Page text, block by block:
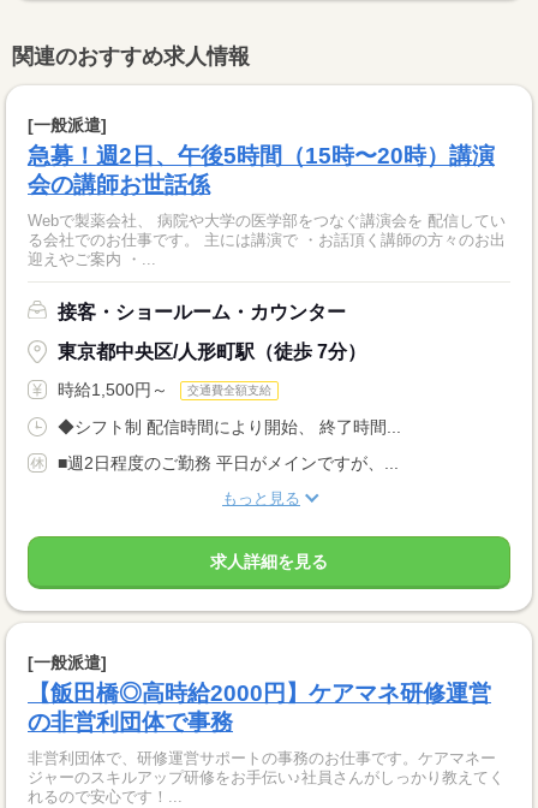
関連のおすすめ求人情報
[一般派遣]
急募！週2日、午後5時間（15時〜20時）講演
会の講師お世話係
Webで製薬会社、 病院や大学の医学部をつなぐ講演会を 配信してい
る会社でのお仕事です。 主には講演で ・お話頂く講師の方々のお出
迎えやご案内 ・...
接客・ショールーム・カウンター
東京都中央区/人形町駅（徒歩 7分）
時給1,500円～ 交通費全額支給
◆シフト制 配信時間により開始、 終了時間...
■週2日程度のご勤務 平日がメインですが、...
もっと見る
求人詳細を見る
[一般派遣]
【飯田橋◎高時給2000円】ケアマネ研修運営
の非営利団体で事務
非営利団体で、研修運営サポートの事務のお仕事です。ケアマネー
ジャーのスキルアップ研修をお手伝い♪社員さんがしっかり教えてく
れるので安心です！...